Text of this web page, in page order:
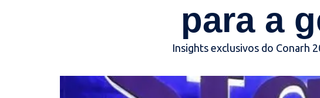
para a
Insights exclusivos do Conarh